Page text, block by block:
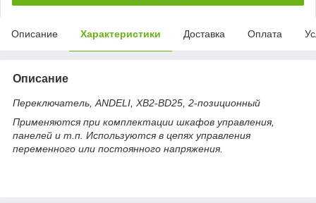
Описание Характеристики Доставка Оплата
Описание
Переключатель, ANDELI, XB2-BD25, 2-позиционный
Применяются при комплектации шкафов управления,
панелей и т.п. Используются в цепях управления
переменного или постоянного напряжения.